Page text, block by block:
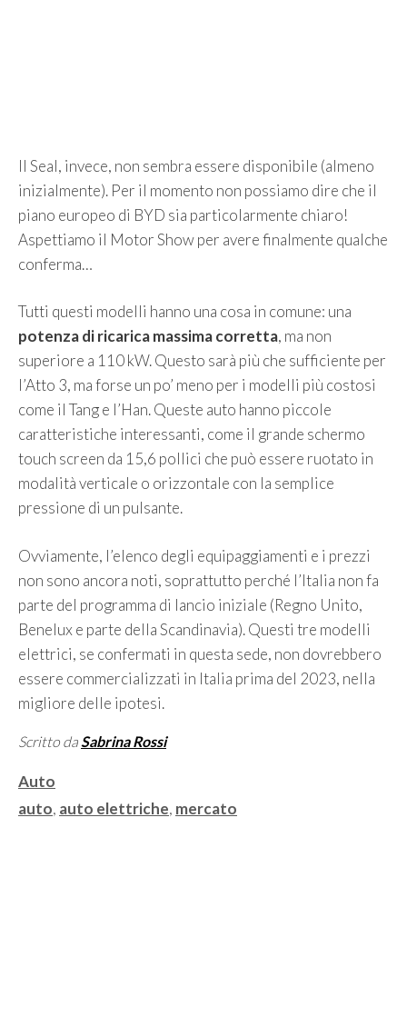
Il Seal, invece, non sembra essere disponibile (almeno
inizialmente). Per il momento non possiamo dire che il
piano europeo di BYD sia particolarmente chiaro!
Aspettiamo il Motor Show per avere finalmente qualche
conferma…
Tutti questi modelli hanno una cosa in comune: una
potenza di ricarica massima corretta, ma non
superiore a 110 kW. Questo sarà più che sufficiente per
l’Atto 3, ma forse un po’ meno per i modelli più costosi
come il Tang e l’Han. Queste auto hanno piccole
caratteristiche interessanti, come il grande schermo
touch screen da 15,6 pollici che può essere ruotato in
modalità verticale o orizzontale con la semplice
pressione di un pulsante.
Ovviamente, l’elenco degli equipaggiamenti e i prezzi
non sono ancora noti, soprattutto perché l’Italia non fa
parte del programma di lancio iniziale (Regno Unito,
Benelux e parte della Scandinavia). Questi tre modelli
elettrici, se confermati in questa sede, non dovrebbero
essere commercializzati in Italia prima del 2023, nella
migliore delle ipotesi.
Scritto daSabrina Rossi
Categorie
Auto
Tag
auto, auto elettriche, mercato